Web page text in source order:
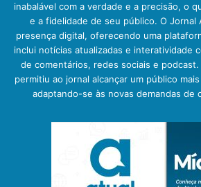
inabalável com a verdade e a precisão, o
e a fidelidade de seu público. O Jornal
presença digital, oferecendo uma
inclui notícias atualizadas e interatividade
de comentários, redes sociais e
permitiu ao jornal alcançar um público
adaptando-se às novas demandas de